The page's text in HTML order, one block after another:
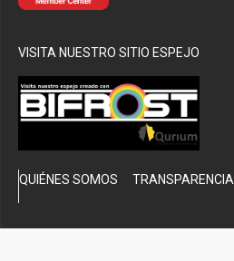
VISITA NUESTRO SITIO ESPEJO
QUIÉNES SOMOS TRANSPARENCIA